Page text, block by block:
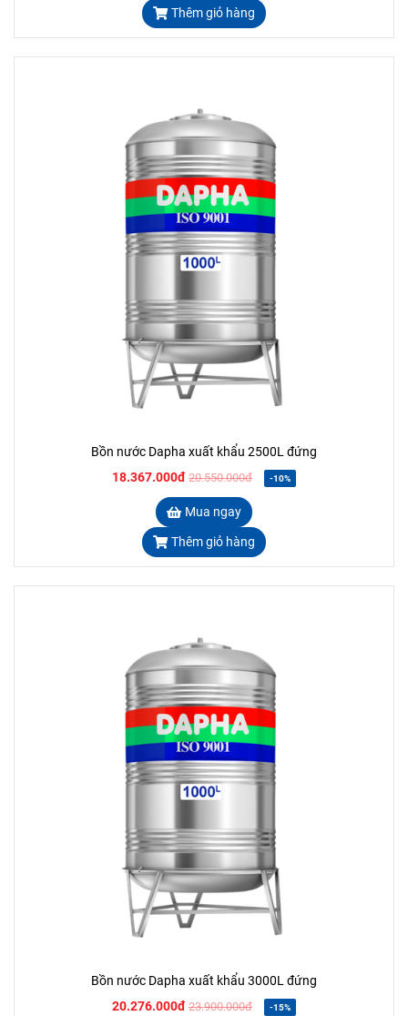
Thêm giỏ hàng
Bồn nước Dapha xuất khẩu 2500L đứng
18.367.000đ 20.550.000đ -10%
Mua ngay
Thêm giỏ hàng
Bồn nước Dapha xuất khẩu 3000L đứng
20.276.000đ 23.900.000đ -15%